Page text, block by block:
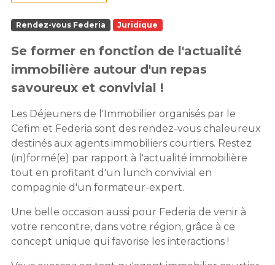
Rendez-vous Federia Juridique
Se former en fonction de l'actualité
immobilière autour d'un repas
savoureux et convivial !
Les Déjeuners de l'Immobilier organisés par le
Cefim et Federia sont des rendez-vous chaleureux
destinés aux agents immobiliers courtiers. Restez
(in)formé(e) par rapport à l'actualité immobilière
tout en profitant d'un lunch convivial en
compagnie d'un formateur-expert.
Une belle occasion aussi pour Federia de venir à
votre rencontre, dans votre région, grâce à ce
concept unique qui favorise les interactions !